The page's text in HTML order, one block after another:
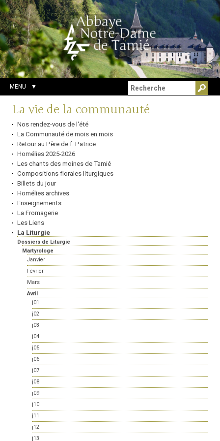
Aller
au
contenu.
|
Aller
à
la
navigation
Outils
personnels
Chercher par
Recherche
avancée…
MENU
Navigation
La vie de la communauté
Nos rendez-vous de l'été
La Communauté de mois en mois
Retour au Père de f. Patrice
Homélies 2025-2026
Les chants des moines de Tamié
Compositions florales liturgiques
Billets du jour
Homélies archives
Enseignements
La Fromagerie
Les Liens
La Liturgie
Dossiers de Liturgie
Martyrologe
Janvier
Février
Mars
Avril
j01
j02
j03
j04
j05
j06
j07
j08
j09
j10
j11
j12
j13